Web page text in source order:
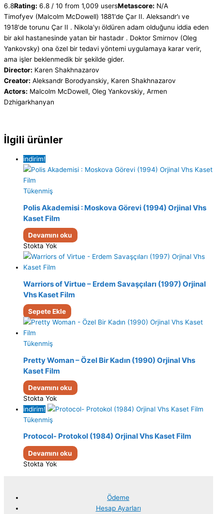
6.8Rating: 6.8 / 10 from 1,009 usersMetascore: N/A
Timofyev (Malcolm McDowell) 1881'de Çar II. Aleksandr'ı ve
1918'de torunu Çar II . Nikola'yı öldüren adam olduğunu iddia eden
bir akıl hastanesinde yatan bir hastadır . Doktor Smirnov (Oleg
Yankovsky) ona özel bir tedavi yöntemi uygulamaya karar verir,
ama işler beklenmedik bir şekilde gider.
Director: Karen Shakhnazarov
Creator: Aleksandr Borodyanskiy, Karen Shakhnazarov
Actors: Malcolm McDowell, Oleg Yankovskiy, Armen
Dzhigarkhanyan
İlgili ürünler
indirim!
Tükenmiş
Polis Akademisi : Moskova Görevi (1994) Orjinal Vhs
Kaset Film
Devamını oku
Stokta Yok
Warriors of Virtue – Erdem Savaşçıları (1997) Orjinal
Vhs Kaset Film
Sepete Ekle
Tükenmiş
Pretty Woman – Özel Bir Kadın (1990) Orjinal Vhs
Kaset Film
Devamını oku
Stokta Yok
indirim!
Tükenmiş
Protocol- Protokol (1984) Orjinal Vhs Kaset Film
Devamını oku
Stokta Yok
Ödeme
Hesap Ayarları